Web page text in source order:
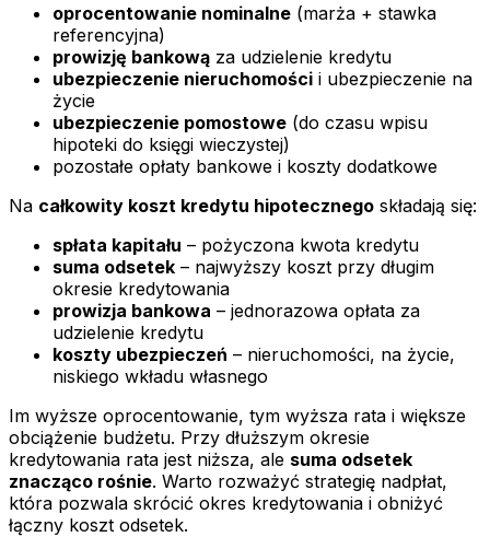
oprocentowanie nominalne (marża + stawka
referencyjna)
prowizję bankową za udzielenie kredytu
ubezpieczenie nieruchomości i ubezpieczenie na
życie
ubezpieczenie pomostowe (do czasu wpisu
hipoteki do księgi wieczystej)
pozostałe opłaty bankowe i koszty dodatkowe
Na całkowity koszt kredytu hipotecznego składają się:
spłata kapitału – pożyczona kwota kredytu
suma odsetek – najwyższy koszt przy długim
okresie kredytowania
prowizja bankowa – jednorazowa opłata za
udzielenie kredytu
koszty ubezpieczeń – nieruchomości, na życie,
niskiego wkładu własnego
Im wyższe oprocentowanie, tym wyższa rata i większe
obciążenie budżetu. Przy dłuższym okresie
kredytowania rata jest niższa, ale suma odsetek
znacząco rośnie. Warto rozważyć strategię nadpłat,
która pozwala skrócić okres kredytowania i obniżyć
łączny koszt odsetek.